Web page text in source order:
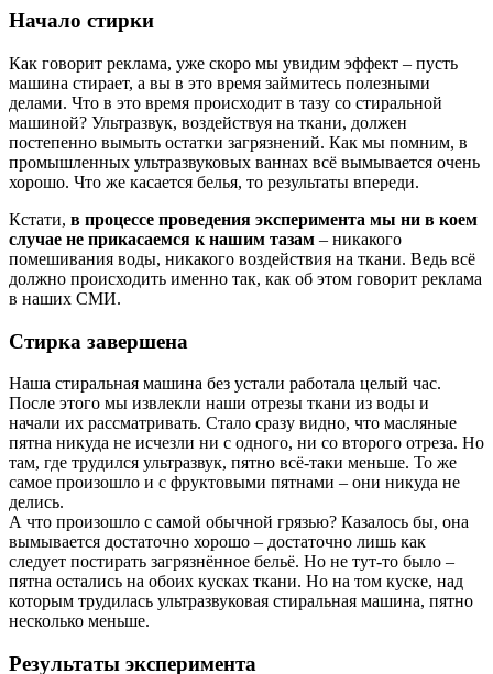
Начало стирки
Как говорит реклама, уже скоро мы увидим эффект – пусть
машина стирает, а вы в это время займитесь полезными
делами. Что в это время происходит в тазу со стиральной
машиной? Ультразвук, воздействуя на ткани, должен
постепенно вымыть остатки загрязнений. Как мы помним, в
промышленных ультразвуковых ваннах всё вымывается очень
хорошо. Что же касается белья, то результаты впереди.
Кстати, в процессе проведения эксперимента мы ни в коем
случае не прикасаемся к нашим тазам – никакого
помешивания воды, никакого воздействия на ткани. Ведь всё
должно происходить именно так, как об этом говорит реклама
в наших СМИ.
Стирка завершена
Наша стиральная машина без устали работала целый час.
После этого мы извлекли наши отрезы ткани из воды и
начали их рассматривать. Стало сразу видно, что масляные
пятна никуда не исчезли ни с одного, ни со второго отреза. Но
там, где трудился ультразвук, пятно всё-таки меньше. То же
самое произошло и с фруктовыми пятнами – они никуда не
делись.
А что произошло с самой обычной грязью? Казалось бы, она
вымывается достаточно хорошо – достаточно лишь как
следует постирать загрязнённое бельё. Но не тут-то было –
пятна остались на обоих кусках ткани. Но на том куске, над
которым трудилась ультразвуковая стиральная машина, пятно
несколько меньше.
Результаты эксперимента